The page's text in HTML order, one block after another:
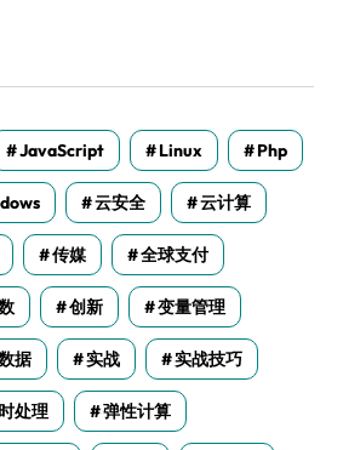
JavaScript Linux Php
云安全 云计算
传媒 全球支付
创新 变量管理
据 实战 实战技巧
处理 弹性计算